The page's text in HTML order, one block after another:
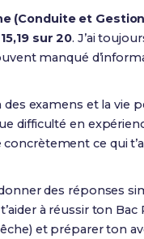
(Conduite et
15,19 sur 20. J’ai
manqué
examens et la vie
difficulté en
ce qui
des réponses
à réussir ton Bac
et préparer ton